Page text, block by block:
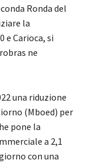
Ronda del
la
e Carioca, si
ne
una riduzione
(Mboed) per
pone la
a 2,1
con una